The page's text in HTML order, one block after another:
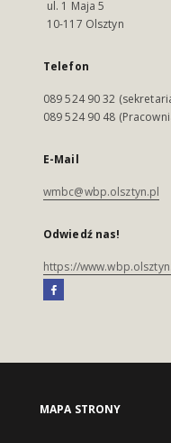
ul. 1 Maja 5
10-117 Olsztyn
Telefon
089 524 90 32
089 524 90 48
E-Mail
wmbc@wbp.olsztyn.pl
Odwiedź nas!
https://
MAPA STRONY